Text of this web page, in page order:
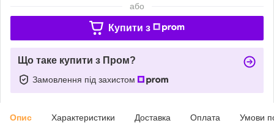
або
Купити з
Що таке купити з Пром?
Замовлення під захистом
Опис Характеристики Доставка Оплата Умови